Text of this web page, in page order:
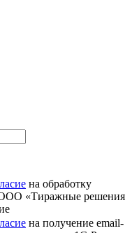
на обработку
«Тиражные решения
на получение email-